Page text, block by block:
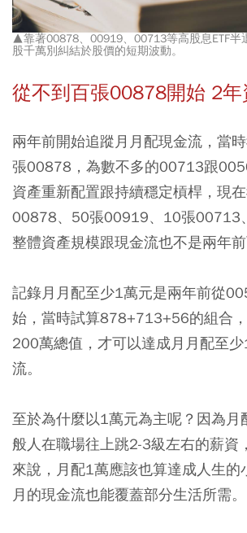
▲靠著00878、00919、00713等高股息ETF半
股千萬別糾結於股價的短期波動。
從不到百張00878開始 2年
兩年前開始追蹤月月配現金流，當
張00878，為數不多的00713跟
資產重新配置跟持續穩定槓桿，現
00878、50張00919、10張00713
整體資產規模跟現金流也不是兩年前
記錄月月配至少1萬元是兩年前從
始，當時試算878+713+56的組合
200萬總值，才可以達成月月配至
流。
至於為什麼以1萬元為主呢？因為月
般人在職場往上跳2-3級左右的薪資
來說，月配1萬應該也算達成人生的
月的現金流也能覆蓋部分生活所需。